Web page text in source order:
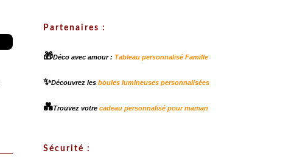
Partenaires :
🎁Déco avec amour : Tableau personnalisé Famille
✨Découvrez les boules lumineuses personnalisées
💑Trouvez votre cadeau personnalisé pour maman
Sécurité :